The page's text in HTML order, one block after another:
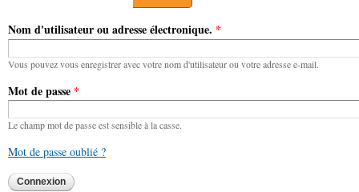
Nom d'utilisateur ou adresse électronique. *
Vous pouvez vous enregistrer avec votre nom d'utilisateur ou votre adresse e-mail.
Mot de passe *
Le champ mot de passe est sensible à la casse.
Mot de passe oublié ?